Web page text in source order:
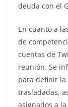
deuda con el
En cuanto a
de
cuentas de
reunión. Se
para definir la
trasladadas,
asignados a